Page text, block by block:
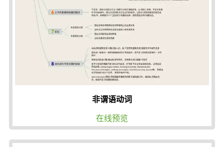
非谓语动词
在线预览